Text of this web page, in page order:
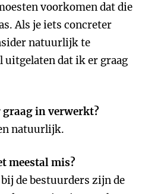
voorkomen dat die
Als je iets concreter
natuurlijk te
uitgelaten dat ik er graag
graag in verwerkt?
natuurlijk.
meestal mis?
de bestuurders zijn de